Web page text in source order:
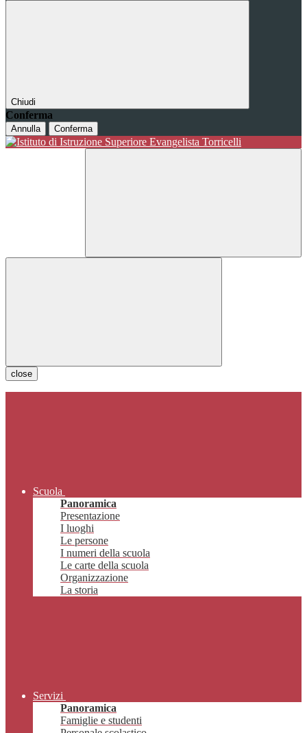
Chiudi
Conferma
Annulla Conferma
close
Scuola
Panoramica
Presentazione
I luoghi
Le persone
I numeri della scuola
Le carte della scuola
Organizzazione
La storia
Servizi
Panoramica
Famiglie e studenti